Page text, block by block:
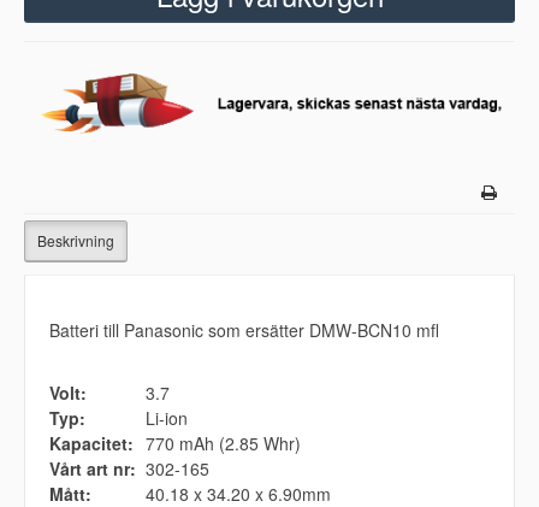
Beskrivning
Batteri till Panasonic som ersätter DMW-BCN10 mfl
Volt:
3.7
Typ:
Li-ion
Kapacitet: 770 mAh (2.85 Whr)
Vårt art nr: 302-165
Mått:
40.18 x 34.20 x 6.90mm